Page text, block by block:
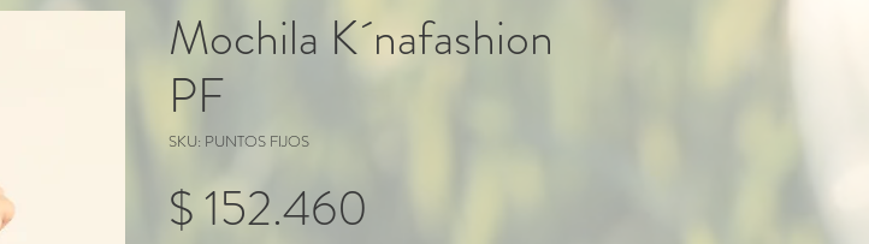
Mochila K´nafashion
PF
SKU: PUNTOS FIJOS
$ 152.460